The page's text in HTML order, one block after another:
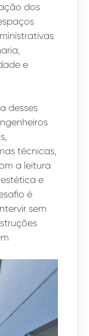
dos
e
desses
técnicas,
a leitura
e
é
sem